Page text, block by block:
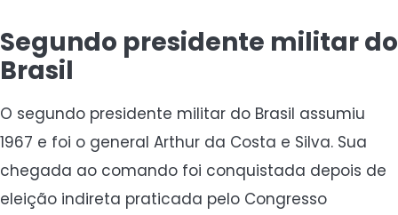
Segundo presidente militar do
Brasil
O segundo presidente militar do Brasil assumiu
1967 e foi o general Arthur da Costa e Silva. Sua
chegada ao comando foi conquistada depois de
eleição indireta praticada pelo Congresso